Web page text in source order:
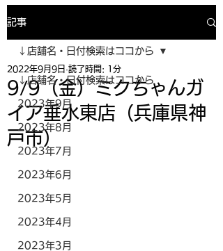
記事
↓店舗名・日付検索はココから
2023年9月
2023年8月
2023年7月
2023年6月
2023年5月
2023年4月
2023年3月
↓店舗名・日付検索はココから
9/9（金）ミクちゃんガ
イア垂水東店（兵庫県神
戸市）
2022年9月9日 読了時間: 1分